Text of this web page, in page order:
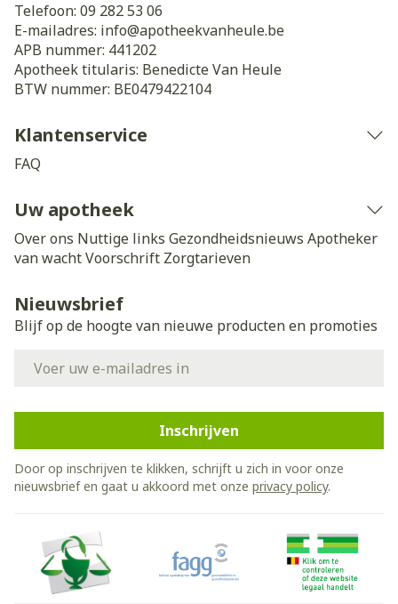
Telefoon: 09 282 53 06
E-mailadres: info@apotheekvanheule.be
APB nummer: 441202
Apotheek titularis: Benedicte Van Heule
BTW nummer: BE0479422104
Klantenservice
FAQ
Uw apotheek
Over ons Nuttige links Gezondheidsnieuws Apotheker
van wachtVoorschrift Zorgtarieven
Nieuwsbrief
Blijf op de hoogte van nieuwe producten en promoties
Inschrijven
Door op inschrijven te klikken, schrijft u zich in voor onze
nieuwsbrief en gaat u akkoord met onze privacy policy.